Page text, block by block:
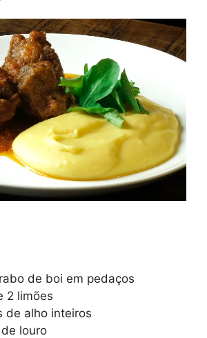
de boi em pedaços
2 limões
de alho inteiros
louro